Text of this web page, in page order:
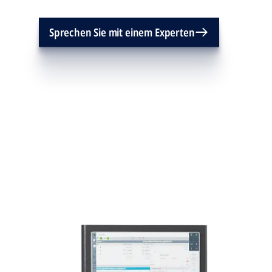
Sprechen Sie mit einem Experten